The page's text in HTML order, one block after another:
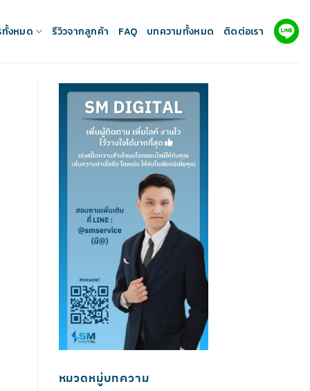
ทั้งหมด รีวิวจากลูกค้า FAQ บทความทั้งหมด ติดต่อเรา
หมวดหมู่บทความ